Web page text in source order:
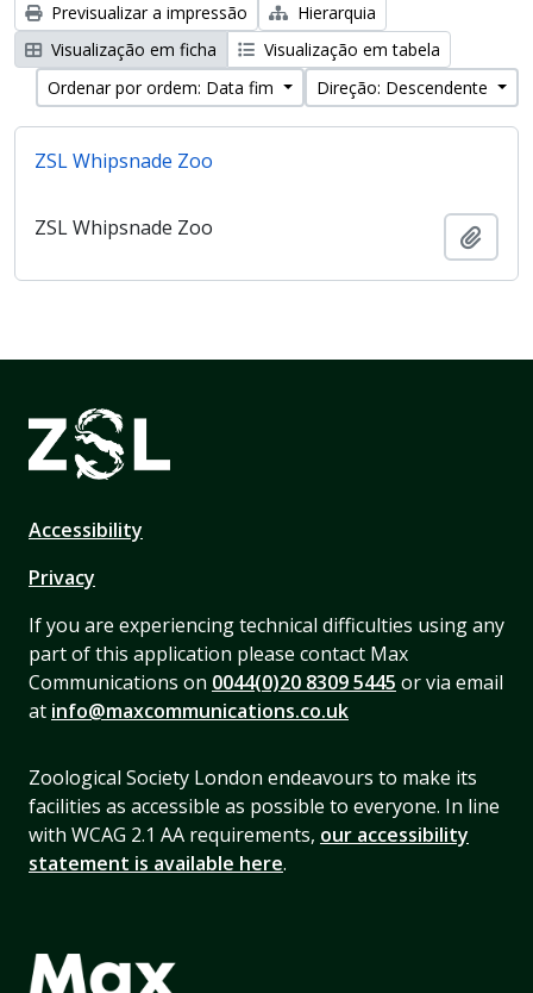
Previsualizar a impressão
Hierarquia
Visualização em ficha
Visualização em tabela
Ordenar por ordem: Data fim
Direção: Descendente
ZSL Whipsnade Zoo
ZSL Whipsnade Zoo
Accessibility
Privacy
If you are experiencing technical difficulties using any
part of this application please contact Max
Communications on 0044(0)20 8309 5445 or via email
at info@maxcommunications.co.uk
Zoological Society London endeavours to make its
facilities as accessible as possible to everyone. In line
with WCAG 2.1 AA requirements, our accessibility
statement is available here.